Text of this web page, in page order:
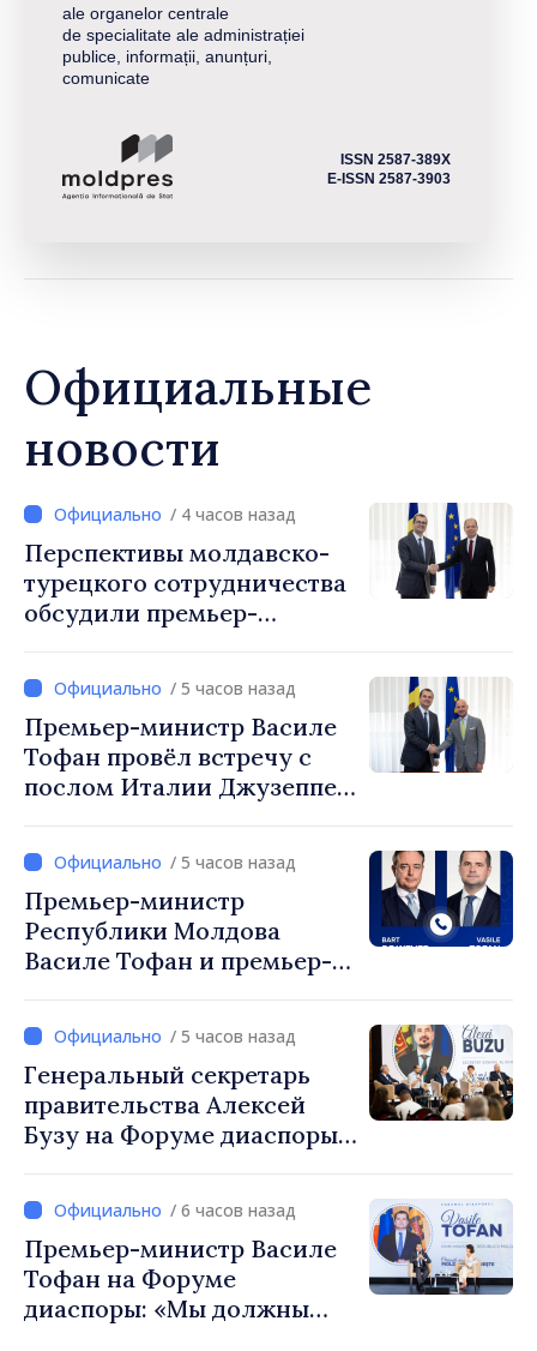
ale organelor centrale
de specialitate ale administrației
publice, informații, anunțuri,
comunicate
ISSN 2587-389X
E-ISSN 2587-3903
Официальные
новости
/ 4 часов назад
Перспективы молдавско-
турецкого сотрудничества
обсудили премьер-
посол Турции Уйгар
Мустафа Сертел/ 5 часов назад
Премьер-министр Василе
Тофан провёл встречу с
послом Италии Джузеппе
/ 5 часов назад
Премьер-министр
Республики Молдова
Василе Тофан и премьер-
Вевер обсудили
европейский путь
Республики Молдова
/ 5 часов назад
Генеральный секретарь
правительства Алексей
Бузу на Форуме диаспоры:
чтобы строить более
сильные сообщества»
/ 6 часов назад
Премьер-министр Василе
Тофан на Форуме
диаспоры: «Мы должны